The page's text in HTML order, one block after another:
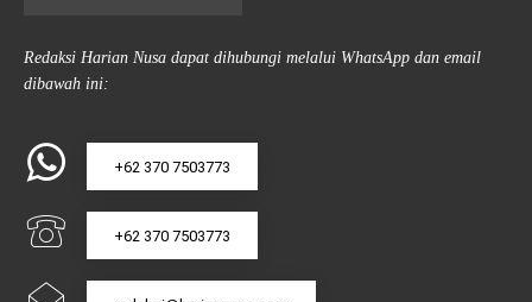
Redaksi Harian Nusa dapat dihubungi melalui WhatsApp dan email
dibawah ini:
+62 370 7503773
+62 370 7503773